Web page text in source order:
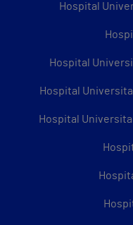
Hospital
Hospital
Hospital
Hospital